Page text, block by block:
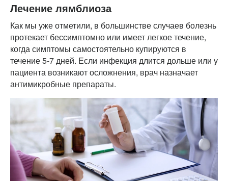
Лечение лямблиоза
Как мы уже отметили, в большинстве случаев болезнь
протекает бессимптомно или имеет легкое течение,
когда симптомы самостоятельно купируются в
течение 5-7 дней. Если инфекция длится дольше или у
пациента возникают осложнения, врач назначает
антимикробные препараты.